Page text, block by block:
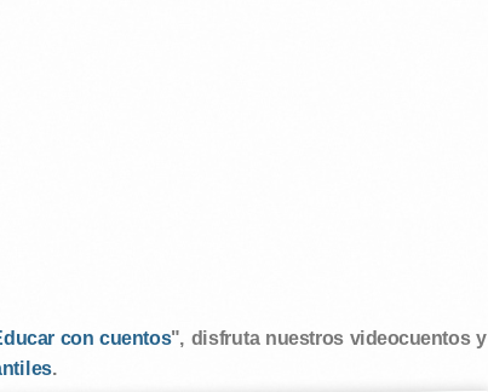
con cuentos", disfruta nuestros videocuentos y
.